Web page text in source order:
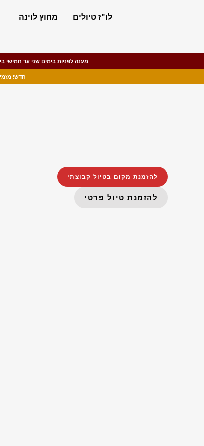
לו"ז טיולים מחוץ לוינה
מענה לפניות בימים שני עד חמישי בין 10:00 ל-15:00, ימי שישי עד 13:00. בסופי שבוע (שבת וראשון) וחגים ינתן מענה במקרים
חדש! מזמינים טיול יומי
להזמנת מקום בטיול קבוצתי
להזמנת טיול פרטי